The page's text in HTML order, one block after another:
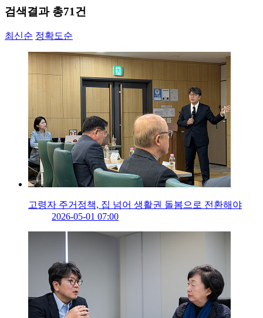
검색결과 총71건
최신순 정확도순
고령자 주거정책, 집 넘어 생활권 돌봄으로 전환해야
2026-05-01 07:00